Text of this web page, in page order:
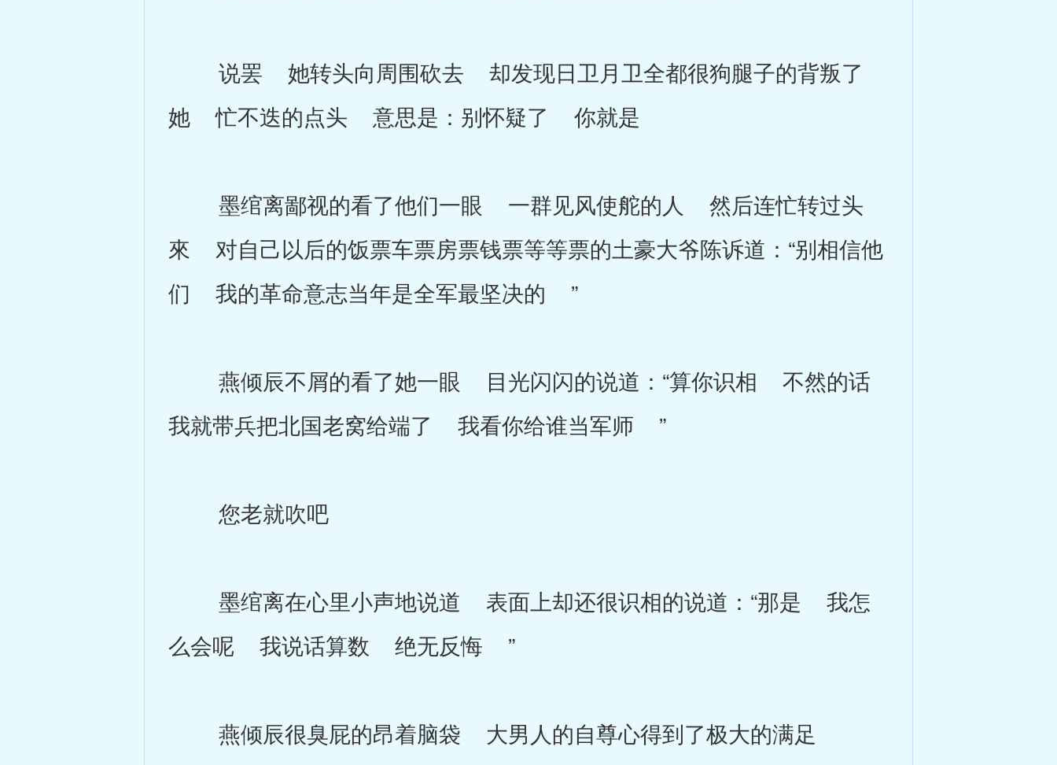
说罢 她转头向周围砍去 却发现日卫月卫全都很狗腿子的背叛了
她 忙不迭的点头 意思是：别怀疑了 你就是
墨绾离鄙视的看了他们一眼 一群见风使舵的人 然后连忙转过头
來 对自己以后的饭票车票房票钱票等等票的土豪大爷陈诉道：“别相信他
们 我的革命意志当年是全军最坚决的 ”
燕倾辰不屑的看了她一眼 目光闪闪的说道：“算你识相 不然的话
我就带兵把北国老窝给端了 我看你给谁当军师 ”
您老就吹吧
墨绾离在心里小声地说道 表面上却还很识相的说道：“那是 我怎
么会呢 我说话算数 绝无反悔 ”
燕倾辰很臭屁的昂着脑袋 大男人的自尊心得到了极大的满足